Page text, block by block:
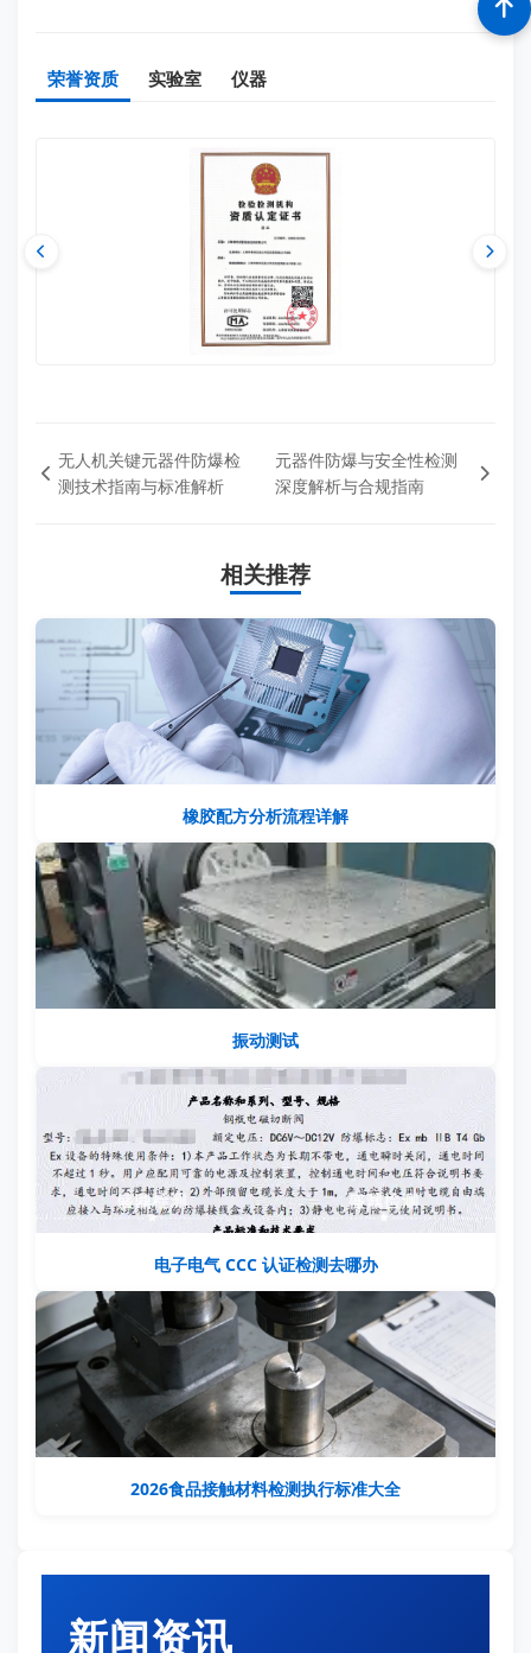
荣誉资质 实验室 仪器
无人机关键元器件防爆检
测技术指南与标准解析
元器件防爆与安全性检测
深度解析与合规指南
相关推荐
橡胶配方分析流程详解
振动测试
电子电气 CCC 认证检测去哪办
2026食品接触材料检测执行标准大全
新闻资讯